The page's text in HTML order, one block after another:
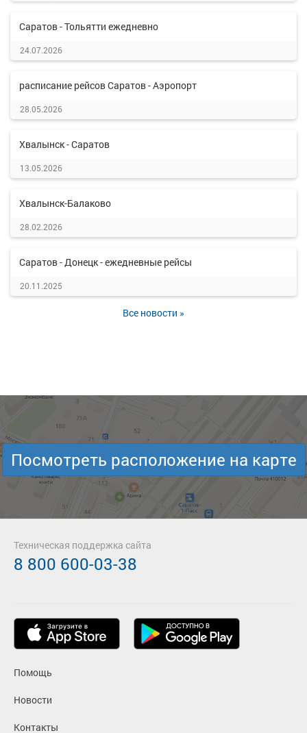
Саратов - Тольятти ежедневно
24.07.2026
расписание рейсов Саратов - Аэропорт
28.05.2026
Хвалынск - Саратов
13.05.2026
Хвалынск-Балаково
28.02.2026
Саратов - Донецк - ежедневные рейсы
20.11.2025
Все новости »
Посмотреть расположение на карте
Помощь
Новости
Контакты
Техническая поддержка сайта
8 800 600-03-38